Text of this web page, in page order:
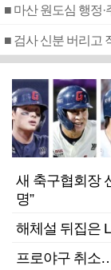
■ 마산 원도심 행정
새 축구협회장
명”
해체설 뒤집은
프로야구 취소